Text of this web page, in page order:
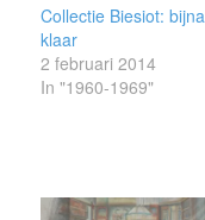
Collectie Biesiot: bijna
klaar
2 februari 2014
In "1960-1969"